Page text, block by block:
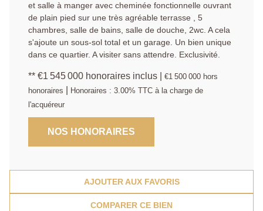
et salle à manger avec cheminée fonctionnelle ouvrant
de plain pied sur une très agréable terrasse , 5
chambres, salle de bains, salle de douche, 2wc. A cela
s'ajoute un sous-sol total et un garage. Un bien unique
dans ce quartier. A visiter sans attendre. Exclusivité.
** €1 545 000 honoraires inclus €1 500 000 hors
honoraires
Honoraires : 3.00% TTC à la charge de
l'acquéreur
NOS HONORAIRES
AJOUTER AUX FAVORIS
COMPARER CE BIEN